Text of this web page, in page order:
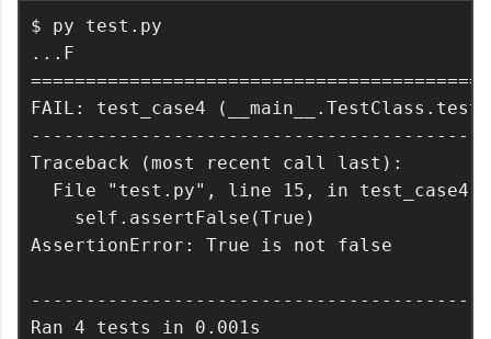
$ py test.py
...F
FAIL: test_case4
Traceback (most recent call last):
  File "test.py", line 15, in test_case4
    self.assertFalse(True)
AssertionError: True is not false
Ran 4 tests in 0.001s